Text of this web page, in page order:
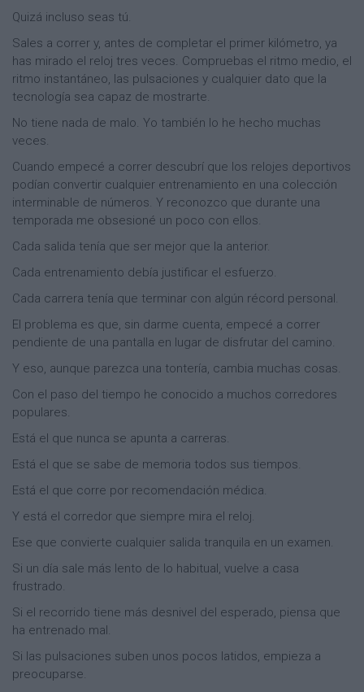
Quizá incluso seas tú.
Sales a correr y, antes de completar el primer kilómetro, ya
has mirado el reloj tres veces. Compruebas el ritmo medio, el
ritmo instantáneo, las pulsaciones y cualquier dato que la
tecnología sea capaz de mostrarte.
No tiene nada de malo. Yo también lo he hecho muchas
veces.
Cuando empecé a correr descubrí que los relojes deportivos
podían convertir cualquier entrenamiento en una colección
interminable de números. Y reconozco que durante una
temporada me obsesioné un poco con ellos.
Cada salida tenía que ser mejor que la anterior.
Cada entrenamiento debía justificar el esfuerzo.
Cada carrera tenía que terminar con algún récord personal.
El problema es que, sin darme cuenta, empecé a correr
pendiente de una pantalla en lugar de disfrutar del camino.
Y eso, aunque parezca una tontería, cambia muchas cosas.
Con el paso del tiempo he conocido a muchos corredores
populares.
Está el que nunca se apunta a carreras.
Está el que se sabe de memoria todos sus tiempos.
Está el que corre por recomendación médica.
Y está el corredor que siempre mira el reloj.
Ese que convierte cualquier salida tranquila en un examen.
Si un día sale más lento de lo habitual, vuelve a casa
frustrado.
Si el recorrido tiene más desnivel del esperado, piensa que
ha entrenado mal.
Si las pulsaciones suben unos pocos latidos, empieza a
preocuparse.